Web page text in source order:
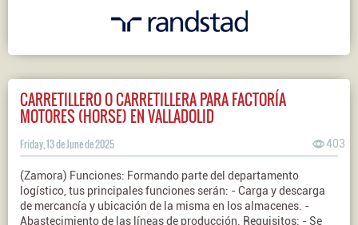
CARRETILLERO O CARRETILLERA PARA FACTORÍA
MOTORES (HORSE) EN VALLADOLID
Friday, 13 de June de 2025 403
(Zamora) Funciones: Formando parte del departamento
logístico, tus principales funciones serán: - Carga y descarga
de mercancía y ubicación de la misma en los almacenes. -
Abastecimiento de las líneas de producción. Requisitos: - Se